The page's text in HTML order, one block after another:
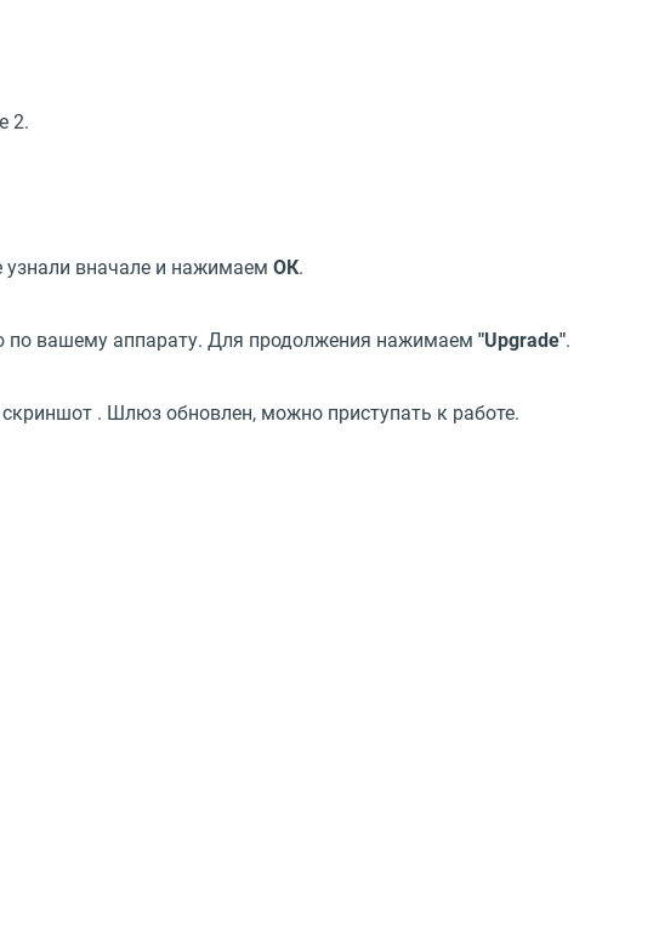
2.
узнали вначале и нажимаем ОК.
вашему аппарату. Для продолжения нажимаем "Upgrade".
. Шлюз обновлен, можно приступать к работе.